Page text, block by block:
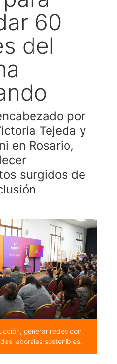
60
del
por
Tejeda y
en Rosario,
surgidos de
generar redes con
laborales sostenibles.